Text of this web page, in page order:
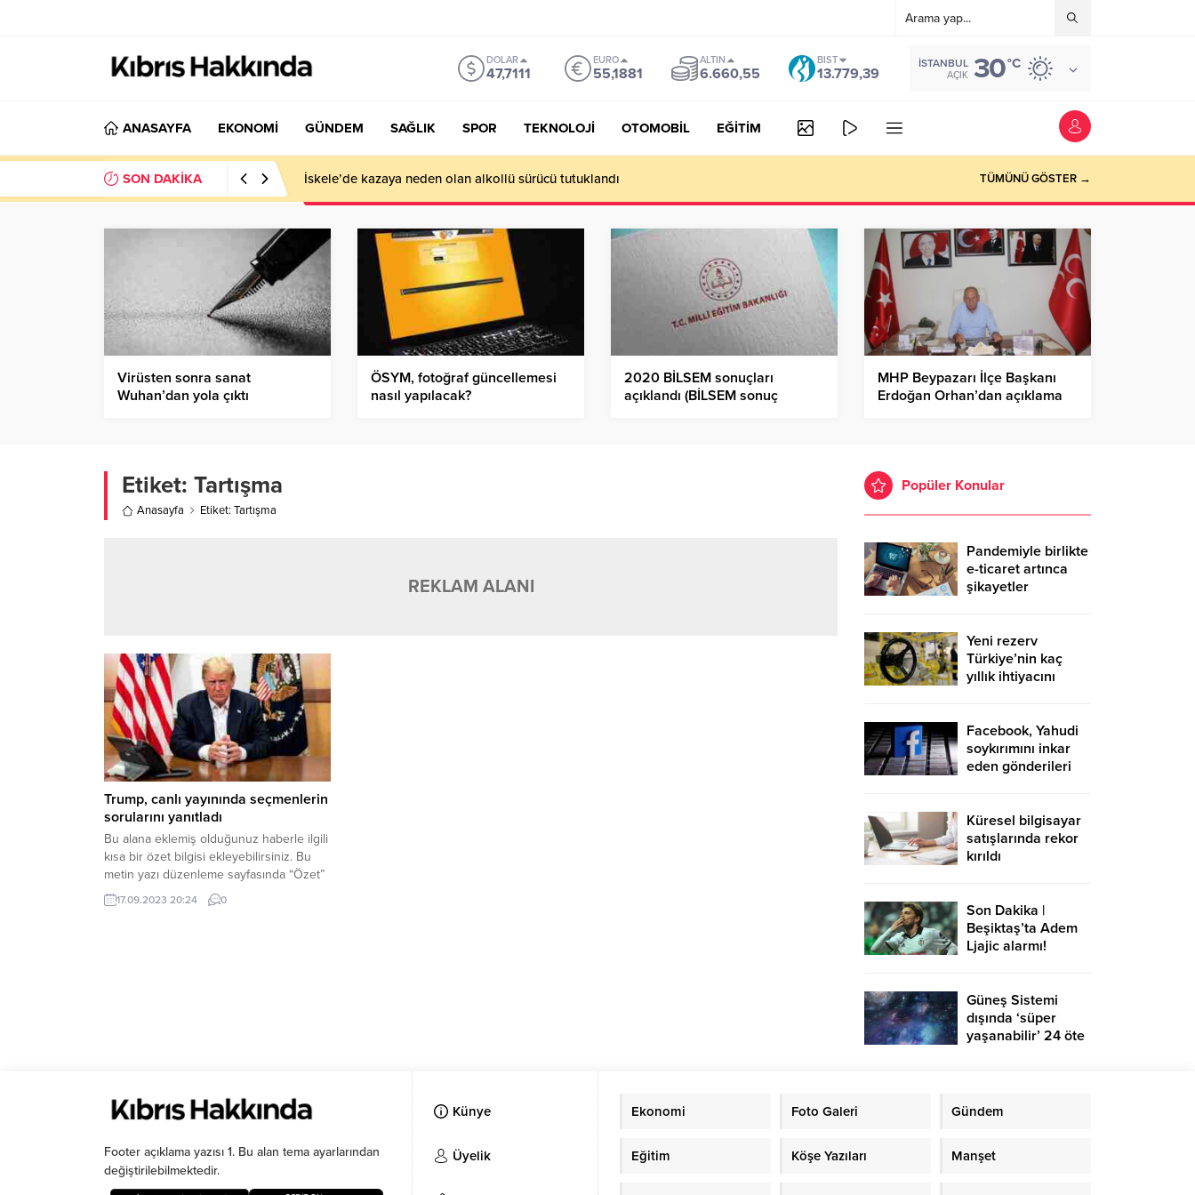
DOLAR
47,7111
EURO
55,1881
ALTIN
6.660,55
BIST
13.779,39
İSTANBUL
AÇIK 30°C
ANASAYFA EKONOMİ GÜNDEM SAĞLIK SPOR TEKNOLOJİ OTOMOBİL EĞİTİM
SON DAKİKA İskele’de kazaya neden olan alkollü sürücü tutuklandı TÜMÜNÜ GÖSTER →
Virüsten sonra sanat
Wuhan’dan yola çıktı
ÖSYM, fotoğraf güncellemesi
nasıl yapılacak?
2020 BİLSEM sonuçları
açıklandı (BİLSEM sonuç
MHP Beypazarı İlçe Başkanı
Erdoğan Orhan’dan açıklama
Etiket: Tartışma
Anasayfa Etiket: Tartışma
REKLAM ALANI
Trump, canlı yayınında seçmenlerin
sorularını yanıtladı
Bu alana eklemiş olduğunuz haberle ilgili
kısa bir özet bilgisi ekleyebilirsiniz. Bu
metin yazı düzenleme sayfasında “Özet”
bölümünden eklenebilir. Özet
eklenmişse başlık altında kalın olarak bu
17.09.2023 20:24 0
Popüler Konular
Pandemiyle birlikte
e-ticaret artınca
şikayetler
Yeni rezerv
Türkiye’nin kaç
yıllık ihtiyacını
Facebook, Yahudi
soykırımını inkar
eden gönderileri
Küresel bilgisayar
satışlarında rekor
kırıldı
Son Dakika |
Beşiktaş’ta Adem
Ljajic alarmı!
Güneş Sistemi
dışında ‘süper
yaşanabilir’ 24 öte
Footer açıklama yazısı 1. Bu alan tema ayarlarından
değiştirilebilmektedir.
Künye
Üyelik
Ekonomi Foto Galeri Gündem
Eğitim Köşe Yazıları Manşet